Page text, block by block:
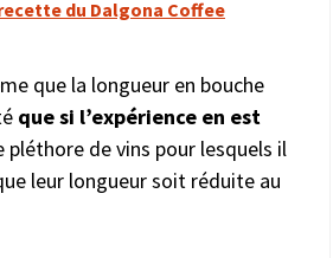
du Dalgona Coffee
que la longueur en bouche
que si l’expérience en est
pléthore de vins pour lesquels il
leur longueur soit réduite au